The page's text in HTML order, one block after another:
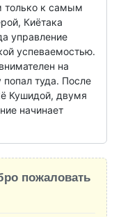
только к самым
Киётака
управление
успеваемостью.
на
попал туда. После
Кушидой, двумя
начинает
пожаловать